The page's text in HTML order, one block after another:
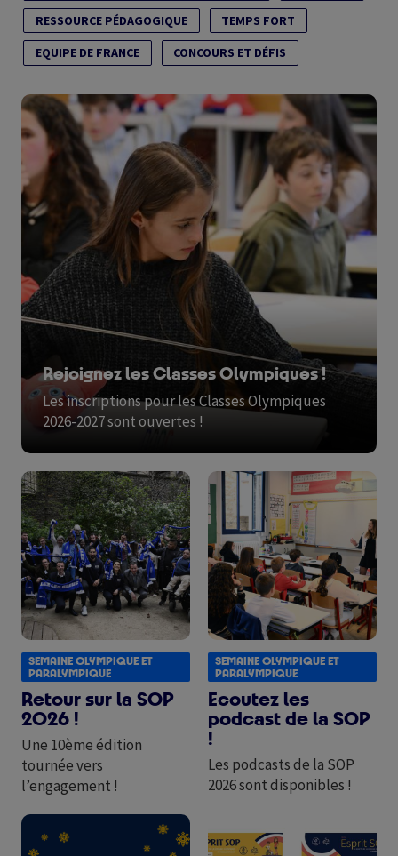
RESSOURCE PÉDAGOGIQUE TEMPS FORT
EQUIPE DE FRANCE CONCOURS ET DÉFIS
Image
Rejoignez les Classes Olympiques !
Les inscriptions pour les Classes Olympiques
2026-2027 sont ouvertes !
Image
SEMAINE OLYMPIQUE ET
PARALYMPIQUE
Retour sur la SOP
2026 !
Une 10ème édition
tournée vers
l’engagement !
Image
SEMAINE OLYMPIQUE ET
PARALYMPIQUE
Ecoutez les
podcast de la SOP
!
Les podcasts de la SOP
2026 sont disponibles !
Image